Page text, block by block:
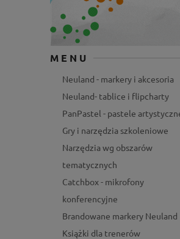
MENU
Neuland - markery i akcesoria
Neuland- tablice i flipcharty
PanPastel - pastele
Gry i narzędzia szkoleniowe
Narzędzia wg obszarów
tematycznych
Catchbox - mikrofony
konferencyjne
Brandowane markery Neuland
Książki dla trenerów